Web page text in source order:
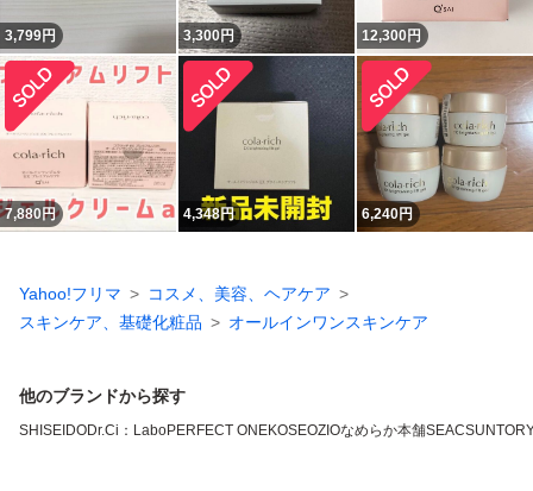
3,799円 3,300円 12,300円
7,880 円 4,348円 6,240円
Yahoo!フリマ
コスメ、美容、ヘアケア
スキンケア、基礎化粧品
オールインワンスキンケア
他のブランドから探す
SHISEIDODr.Ci：LaboPERFECT ONEKOSEOZIOなめらか本舗SEAC